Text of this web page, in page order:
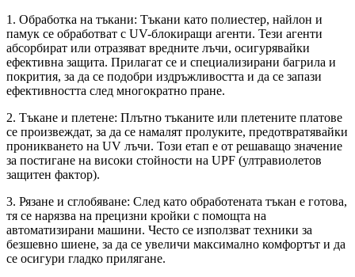
1. Обработка на тъкани: Тъкани като полиестер, найлон и
памук се обработват с UV-блокиращи агенти. Тези агенти
абсорбират или отразяват вредните лъчи, осигурявайки
ефективна защита. Прилагат се и специализирани багрила и
покрития, за да се подобри издръжливостта и да се запази
ефективността след многократно пране.
2. Тъкане и плетене: Плътно тъканите или плетените платове
се произвеждат, за да се намалят пролуките, предотвратявайки
проникването на UV лъчи. Този етап е от решаващо значение
за постигане на високи стойности на UPF (ултравиолетов
защитен фактор).
3. Рязане и сглобяване: След като обработената тъкан е готова,
тя се нарязва на прецизни кройки с помощта на
автоматизирани машини. Често се използват техники за
безшевно шиене, за да се увеличи максимално комфортът и да
се осигури гладко прилягане.